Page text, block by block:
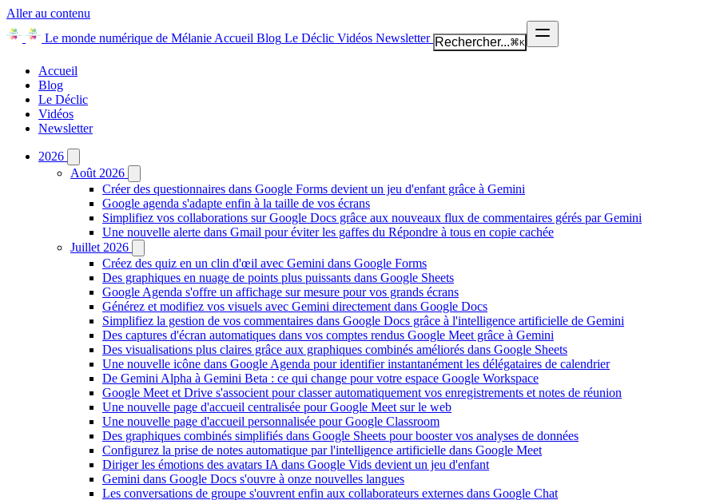
Aller au contenu
Le monde numérique de Mélanie Accueil Blog Le Déclic Vidéos Newsletter Rechercher...⌘K
Accueil
Blog
Le Déclic
Vidéos
Newsletter
2026
Août 2026
Créer des questionnaires dans Google Forms devient un jeu d'enfant grâce à Gemini
Google agenda s'adapte enfin à la taille de vos écrans
Simplifiez vos collaborations sur Google Docs grâce aux nouveaux flux de commentaires gérés par Gemini
Une nouvelle alerte dans Gmail pour éviter les gaffes du Répondre à tous en copie cachée
Juillet 2026
Créez des quiz en un clin d'œil avec Gemini dans Google Forms
Des graphiques en nuage de points plus puissants dans Google Sheets
Google Agenda s'offre un affichage sur mesure pour vos grands écrans
Générez et modifiez vos visuels avec Gemini directement dans Google Docs
Simplifiez la gestion de vos commentaires dans Google Docs grâce à l'intelligence artificielle de Gemini
Des captures d'écran automatiques dans vos comptes rendus Google Meet grâce à Gemini
Des visualisations plus claires grâce aux graphiques combinés améliorés dans Google Sheets
Une nouvelle icône dans Google Agenda pour identifier instantanément les délégataires de calendrier
De Gemini Alpha à Gemini Beta : ce qui change pour votre espace Google Workspace
Google Meet et Drive s'associent pour classer automatiquement vos enregistrements et notes de réunion
Une nouvelle page d'accueil centralisée pour Google Meet sur le web
Une nouvelle page d'accueil personnalisée pour Google Classroom
Des graphiques combinés simplifiés dans Google Sheets pour booster vos analyses de données
Configurez la prise de notes automatique par l'intelligence artificielle dans Google Meet
Diriger les émotions des avatars IA dans Google Vids devient un jeu d'enfant
Gemini dans Google Docs s'ouvre à onze nouvelles langues
Les conversations de groupe s'ouvrent enfin aux collaborateurs externes dans Google Chat